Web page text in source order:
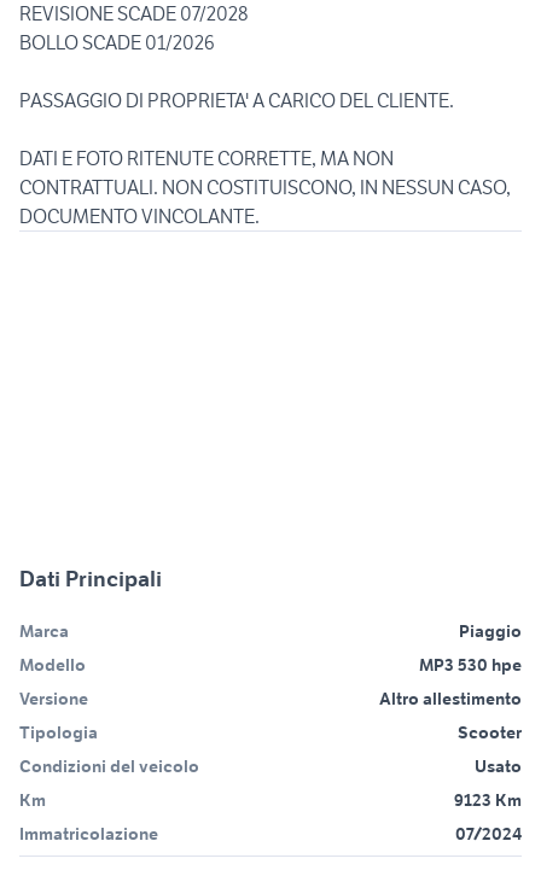
REVISIONE SCADE 07/2028
BOLLO SCADE 01/2026
PASSAGGIO DI PROPRIETA' A CARICO DEL CLIENTE.
DATI E FOTO RITENUTE CORRETTE, MA NON
CONTRATTUALI. NON COSTITUISCONO, IN NESSUN CASO,
Dati Principali
Marca
Piaggio
Modello
MP3 530 hpe
Versione
Altro allestimento
Tipologia
Scooter
Condizioni del veicolo
Usato
Km
9123 Km
Immatricolazione
07/2024